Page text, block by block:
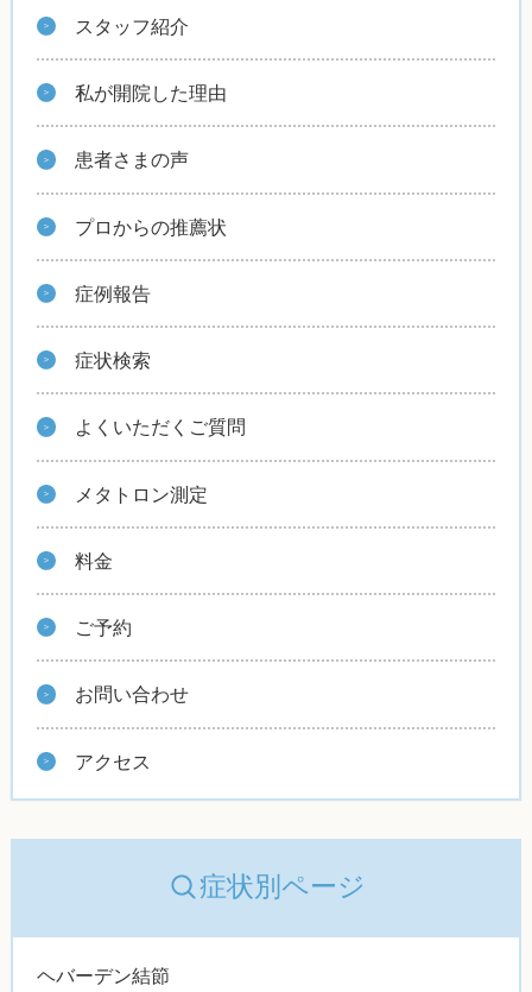
スタッフ紹介
私が開院した理由
患者さまの声
プロからの推薦状
症例報告
症状検索
よくいただくご質問
メタトロン測定
料金
ご予約
お問い合わせ
アクセス
症状別ページ
ヘバーデン結節